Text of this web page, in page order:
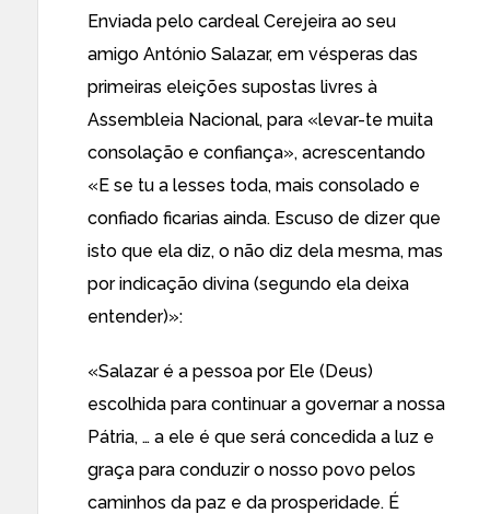
Enviada pelo cardeal Cerejeira ao seu
amigo António Salazar, em vésperas das
primeiras eleições supostas livres à
Assembleia Nacional, para «levar-te muita
consolação e confiança», acrescentando
«E se tu a lesses toda, mais consolado e
confiado ficarias ainda. Escuso de dizer que
isto que ela diz, o não diz dela mesma, mas
por indicação divina (segundo ela deixa
entender)»:
«Salazar é a pessoa por Ele (Deus)
escolhida para continuar a governar a nossa
Pátria, … a ele é que será concedida a luz e
graça para conduzir o nosso povo pelos
caminhos da paz e da prosperidade. É